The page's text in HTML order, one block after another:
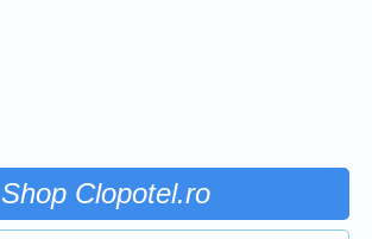
Shop Clopotel.ro